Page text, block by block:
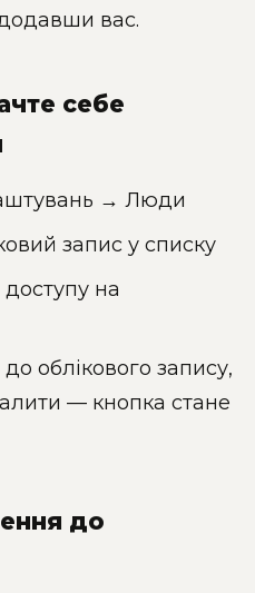
вас.
себе
→ Люди
запис у списку
доступу на
облікового запису,
— кнопка стане
до